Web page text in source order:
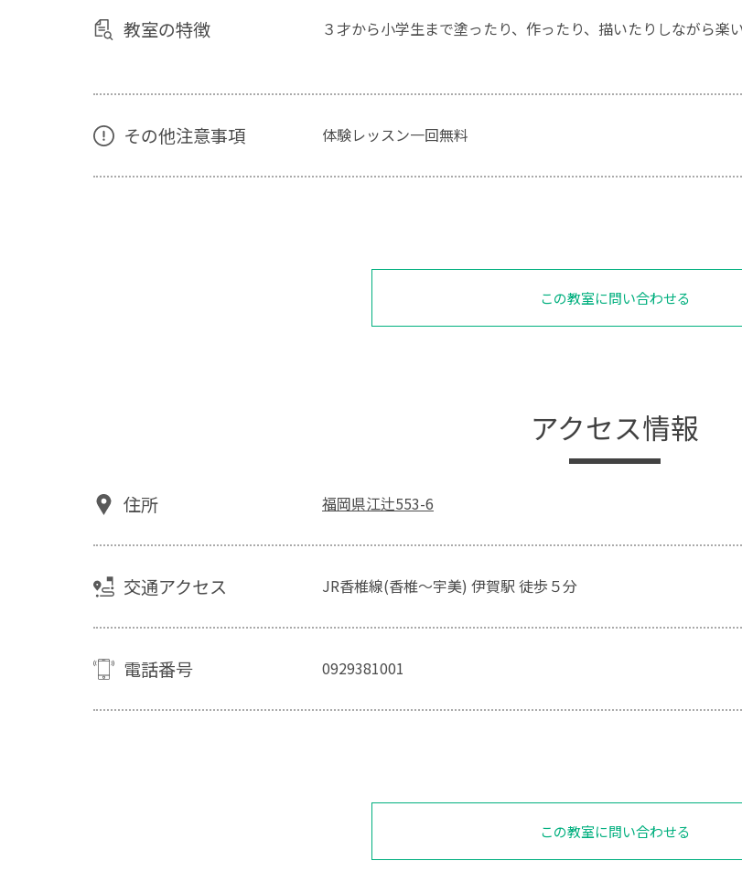
教室の特徴 ３才から小学生まで塗ったり、作ったり、描いたりしながら楽
その他注意事項 体験レッスン一回無料
この教室に問い合わせる
アクセス情報
住所 福岡県江辻553-6
交通アクセス JR香椎線(香椎～宇美) 伊賀駅 徒歩５分
電話番号 0929381001
この教室に問い合わせる